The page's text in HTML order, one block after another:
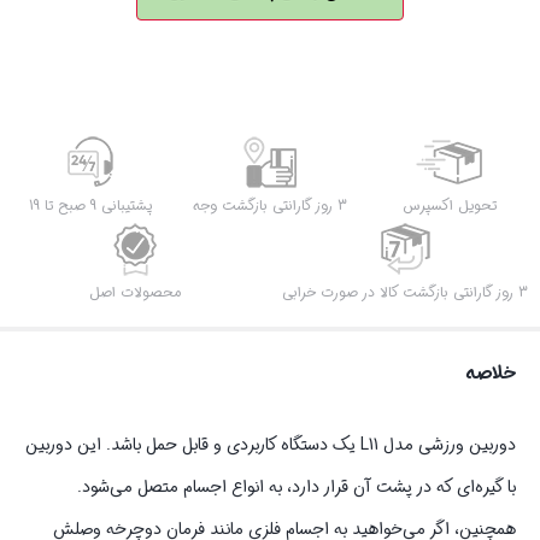
کیفیت
4K
عدد
تحویل اکسپرس 3 روز گارانتی بازگشت وجه پشتیبانی 9 صبح تا 19
3 روز گارانتی بازگشت کالا در صورت خرابی محصولات اصل
خلاصه
دوربین ورزشی مدل L11 یک دستگاه کاربردی و قابل حمل باشد. این دوربین
با گیره‌ای که در پشت آن قرار دارد، به انواع اجسام متصل می‌شود.
همچنین، اگر می‌خواهید به اجسام فلزی مانند فرمان دوچرخه وصلش